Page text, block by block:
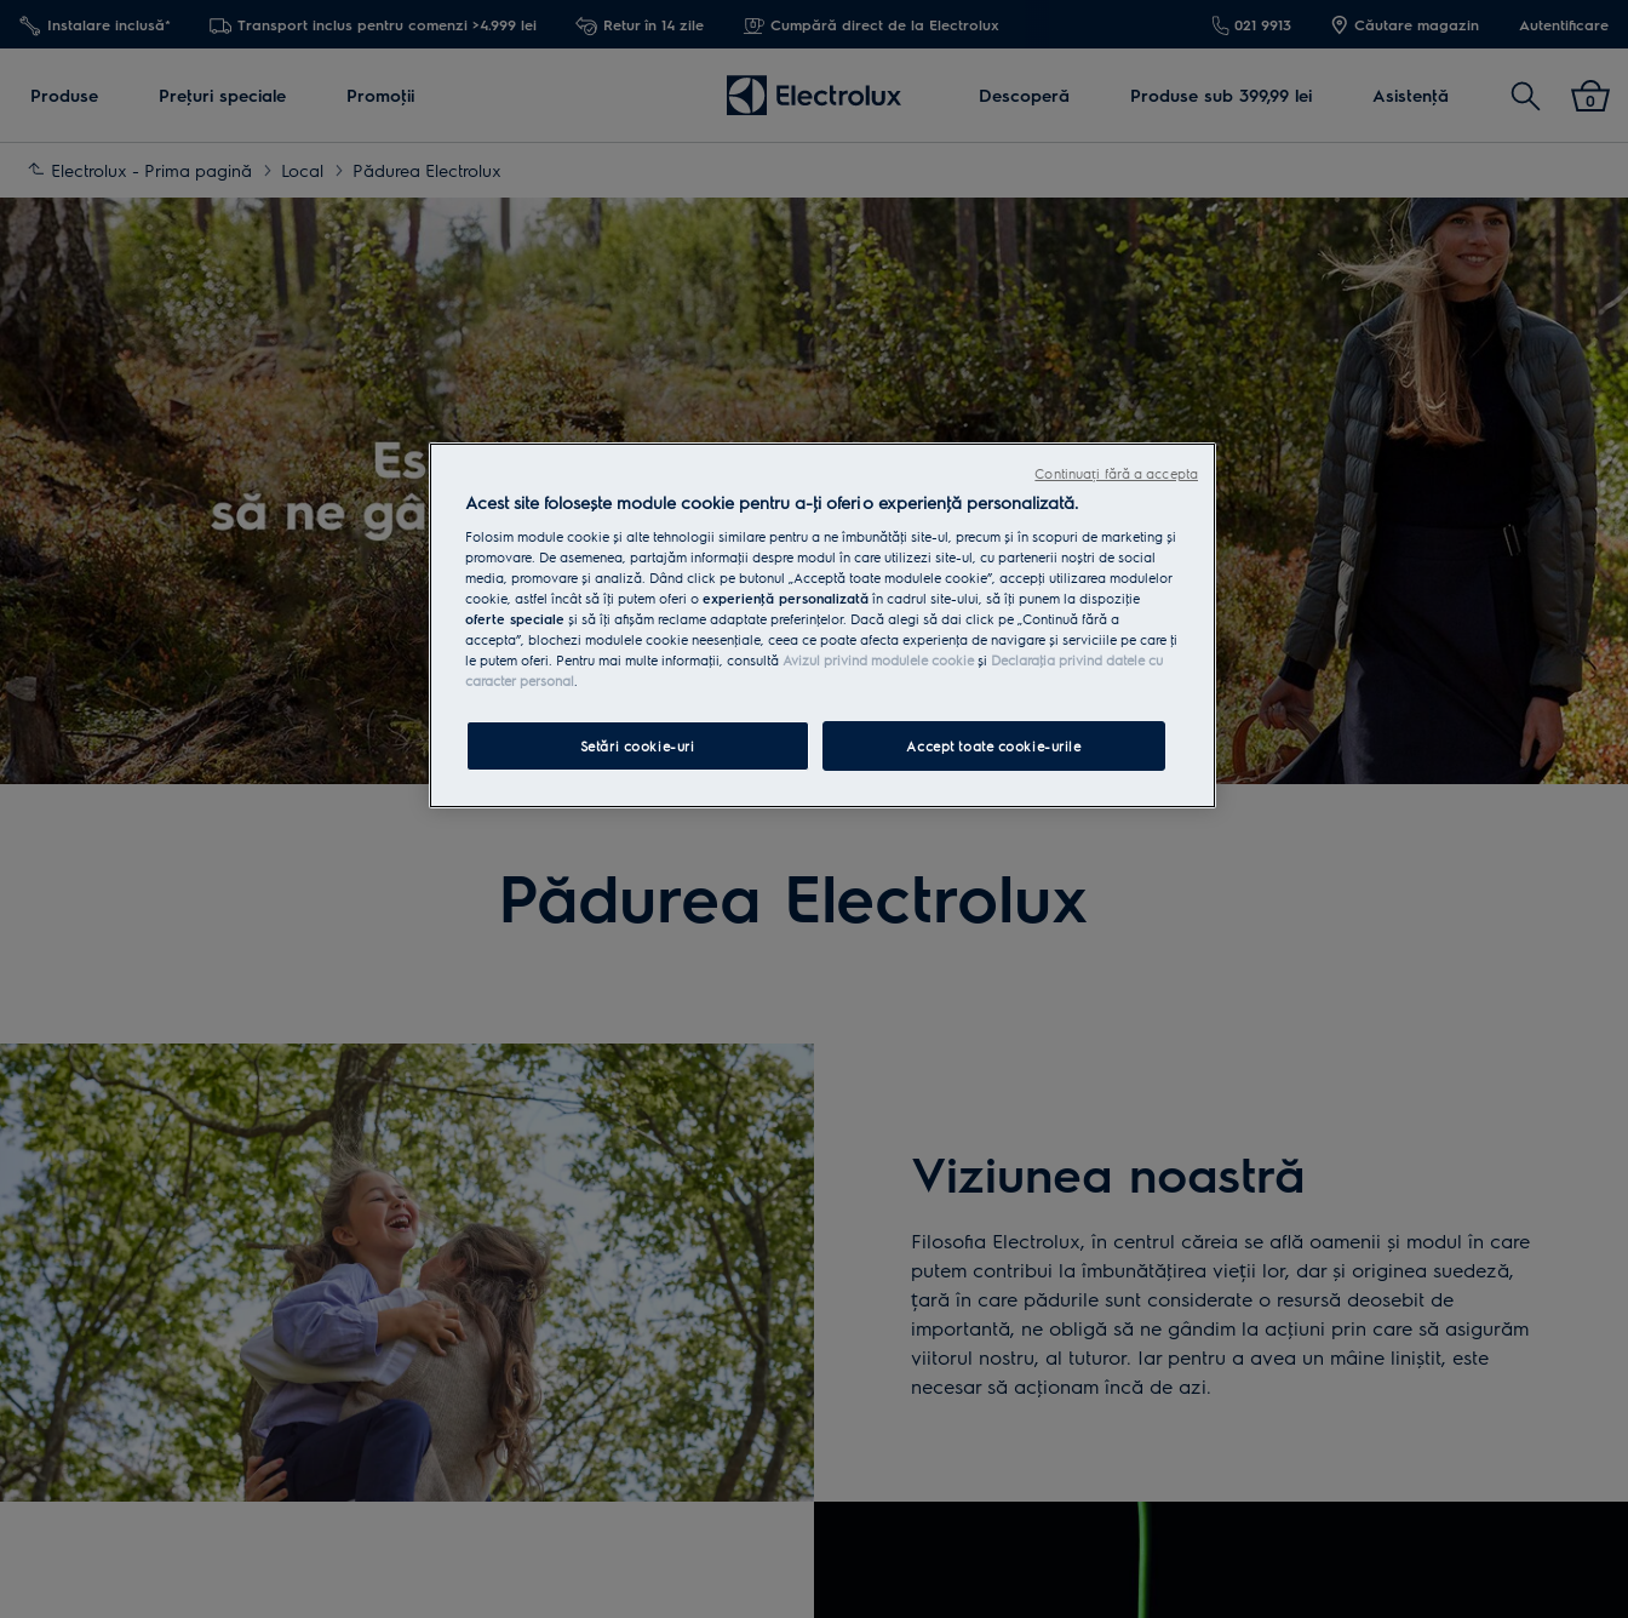
Instalare inclusă* Transport inclus pentru comenzi >4.999 lei Retur în 14 zile Cumpără direct de la Electrolux 021 9913 Căutare magazin Autentificare
Produse Preţuri speciale Promoţii Descoperă Produse sub 399,99 lei Asistenţă Cautare 0
Electrolux - Prima pagină Local Pădurea Electrolux
Pădurea Electrolux
Viziunea noastră
Filosofia Electrolux, în centrul căreia se află oamenii și modul în care
putem contribui la îmbunătăţirea vieții lor, dar și originea suedeză,
țară în care pădurile sunt considerate o resursă deosebit de
importantă, ne obligă să ne gândim la acţiuni prin care să asigurăm
viitorul nostru, al tuturor. Iar pentru a avea un mâine liniștit, este
necesar să acţionam încă de azi.
Acest site folosește module cookie pentru a-ţi oferi o experienţă personalizată.
Folosim module cookie și alte tehnologii similare pentru a ne îmbunătăţi site-ul, precum și în scopuri de marketing și
promovare. De asemenea, partajăm informaţii despre modul în care utilizezi site-ul, cu partenerii noștri de social
media, promovare și analiză. Dând click pe butonul „Acceptă toate modulele cookie”, accepţi utilizarea modulelor
cookie, astfel încât să îţi putem oferi o experienţă personalizată în cadrul site-ului, să îţi punem la dispoziţie
oferte speciale și să îţi afișăm reclame adaptate preferinţelor. Dacă alegi să dai click pe „Continuă fără a
accepta”, blochezi modulele cookie neesenţiale, ceea ce poate afecta experienţa de navigare și serviciile pe care ţi
le putem oferi. Pentru mai multe informaţii, consultă Avizul privind modulele cookieși Declaraţia privind datele cu
caracter personal.
Setări cookie-uri Accept toate cookie-urile
Continuați fără a accepta